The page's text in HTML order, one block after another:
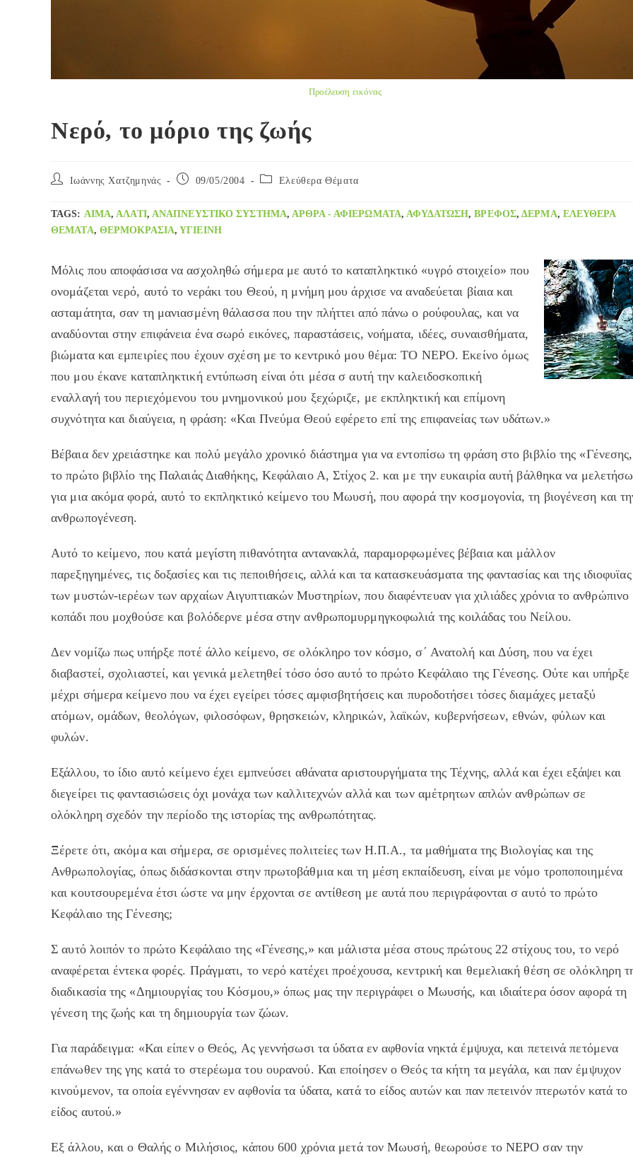
Προέλευση εικόνας
Νερό, το μόριο της ζωής
Post
Ιωάννης Χατζημηνάς
Post
09/05/2004
Post Ελεύθερα Θέματα
TAGS: ΑΊΜΑ, ΑΛΆΤΙ, ΑΝΑΠΝΕΥΣΤΙΚΌ ΣΎΣΤΗΜΑ, ΑΡΘΡΑ - ΑΦΙΕΡΏΜΑΤΑ, ΑΦΥΔΆΤΩΣΗ, ΒΡΈΦΟΣ, ΔΈΡΜΑ, ΕΛΕΎΘΕΡΑ
ΘΈΜΑΤΑ, ΘΕΡΜΟΚΡΑΣΊΑ, ΥΓΙΕΙΝΉ
Μόλις που αποφάσισα να ασχοληθώ σήμερα με αυτό το καταπληκτικό «υγρό στοιχείο» που
ονομάζεται νερό, αυτό το νεράκι του Θεού, η μνήμη μου άρχισε να αναδεύεται βίαια και
ασταμάτητα, σαν τη μανιασμένη θάλασσα που την πλήττει από πάνω ο ρούφουλας, και να
αναδύονται στην επιφάνεια ένα σωρό εικόνες, παραστάσεις, νοήματα, ιδέες, συναισθήματα,
βιώματα και εμπειρίες που έχουν σχέση με το κεντρικό μου θέμα: ΤΟ ΝΕΡΟ. Εκείνο όμως
που μου έκανε καταπληκτική εντύπωση είναι ότι μέσα σ αυτή την καλειδοσκοπική
εναλλαγή του περιεχόμενου του μνημονικού μου ξεχώριζε, με εκπληκτική και επίμονη
συχνότητα και διαύγεια, η φράση: «Και Πνεύμα Θεού εφέρετο επί της επιφανείας των υδάτων.»
Βέβαια δεν χρειάστηκε και πολύ μεγάλο χρονικό διάστημα για να εντοπίσω τη φράση στο βιβλίο της
το πρώτο βιβλίο της Παλαιάς Διαθήκης, Κεφάλαιο Α, Στίχος 2. και με την ευκαιρία αυτή βάλθηκα να
για μια ακόμα φορά, αυτό το εκπληκτικό κείμενο του Μωυσή, που αφορά την κοσμογονία, τη βιογένεση και
ανθρωπογένεση.
Αυτό το κείμενο, που κατά μεγίστη πιθανότητα αντανακλά, παραμορφωμένες βέβαια και μάλλον
παρεξηγημένες, τις δοξασίες και τις πεποιθήσεις, αλλά και τα κατασκευάσματα της φαντασίας και της ιδιοφυϊας
των μυστών-ιερέων των αρχαίων Αιγυπτιακών Μυστηρίων, που διαφέντευαν για χιλιάδες χρόνια το ανθρώπινο
κοπάδι που μοχθούσε και βολόδερνε μέσα στην ανθρωπομυρμηγκοφωλιά της κοιλάδας του Νείλου.
Δεν νομίζω πως υπήρξε ποτέ άλλο κείμενο, σε ολόκληρο τον κόσμο, σ΄ Ανατολή και Δύση, που να έχει
διαβαστεί, σχολιαστεί, και γενικά μελετηθεί τόσο όσο αυτό το πρώτο Κεφάλαιο της Γένεσης. Ούτε και υπήρξε
μέχρι σήμερα κείμενο που να έχει εγείρει τόσες αμφισβητήσεις και πυροδοτήσει τόσες διαμάχες μεταξύ
ατόμων, ομάδων, θεολόγων, φιλοσόφων, θρησκειών, κληρικών, λαϊκών, κυβερνήσεων, εθνών, φύλων και
φυλών.
Εξάλλου, το ίδιο αυτό κείμενο έχει εμπνεύσει αθάνατα αριστουργήματα της Τέχνης, αλλά και έχει εξάψει και
διεγείρει τις φαντασιώσεις όχι μονάχα των καλλιτεχνών αλλά και των αμέτρητων απλών ανθρώπων σε
ολόκληρη σχεδόν την περίοδο της ιστορίας της ανθρωπότητας.
Ξέρετε ότι, ακόμα και σήμερα, σε ορισμένες πολιτείες των Η.Π.Α., τα μαθήματα της Βιολογίας και της
Ανθρωπολογίας, όπως διδάσκονται στην πρωτοβάθμια και τη μέση εκπαίδευση, είναι με νόμο τροποποιημένα
και κουτσουρεμένα έτσι ώστε να μην έρχονται σε αντίθεση με αυτά που περιγράφονται σ αυτό το πρώτο
Κεφάλαιο της Γένεσης;
Σ αυτό λοιπόν το πρώτο Κεφάλαιο της «Γένεσης,» και μάλιστα μέσα στους πρώτους 22 στίχους του, το νερό
αναφέρεται έντεκα φορές. Πράγματι, το νερό κατέχει προέχουσα, κεντρική και θεμελιακή θέση σε ολόκληρη
διαδικασία της «Δημιουργίας του Κόσμου,» όπως μας την περιγράφει ο Μωυσής, και ιδιαίτερα όσον αφορά τη
γένεση της ζωής και τη δημιουργία των ζώων.
Για παράδειγμα: «Και είπεν ο Θεός, Ας γεννήσωσι τα ύδατα εν αφθονία νηκτά έμψυχα, και πετεινά πετόμενα
επάνωθεν της γης κατά το στερέωμα του ουρανού. Και εποίησεν ο Θεός τα κήτη τα μεγάλα, και παν έμψυχον
κινούμενον, τα οποία εγέννησαν εν αφθονία τα ύδατα, κατά το είδος αυτών και παν πετεινόν πτερωτόν κατά το
είδος αυτού.»
Εξ άλλου, και ο Θαλής ο Μιλήσιος, κάπου 600 χρόνια μετά τον Μωυσή, θεωρούσε το ΝΕΡΟ σαν την